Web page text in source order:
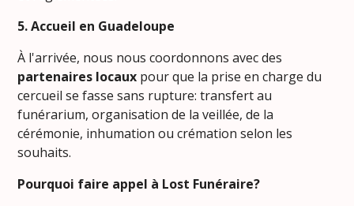
5. Accueil en Guadeloupe
À l'arrivée, nous nous coordonnons avec des
partenaires locaux pour que la prise en charge du
cercueil se fasse sans rupture: transfert au
funérarium, organisation de la veillée, de la
cérémonie, inhumation ou crémation selon les
souhaits.
Pourquoi faire appel à Lost Funéraire?